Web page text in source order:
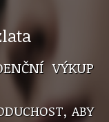
VÝKUP
ABY